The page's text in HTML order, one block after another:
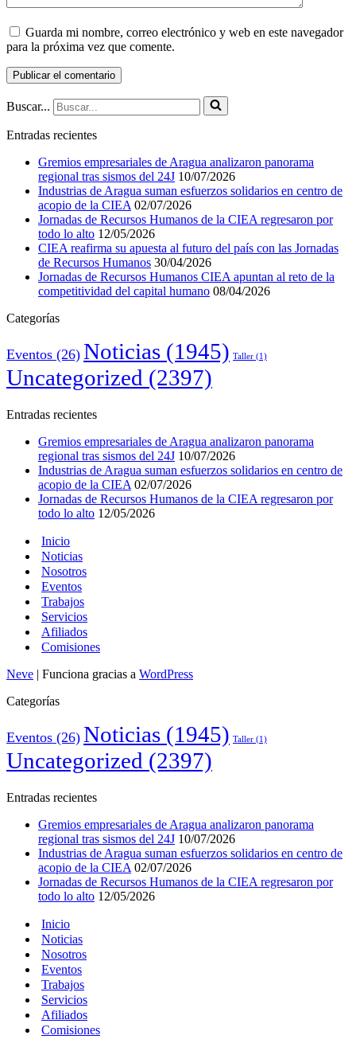
Guarda mi nombre, correo electrónico y web en este navegador
para la próxima vez que comente.
Buscar...
Entradas recientes
Gremios empresariales de Aragua analizaron panorama
regional tras sismos del 24J 10/07/2026
Industrias de Aragua suman esfuerzos solidarios en centro de
acopio de la CIEA 02/07/2026
Jornadas de Recursos Humanos de la CIEA regresaron por
todo lo alto 12/05/2026
CIEA reafirma su apuesta al futuro del país con las Jornadas
de Recursos Humanos 30/04/2026
Jornadas de Recursos Humanos CIEA apuntan al reto de la
competitividad del capital humano 08/04/2026
Categorías
Eventos (26) Noticias (1945) Taller (1)
Uncategorized (2397)
Entradas recientes
Gremios empresariales de Aragua analizaron panorama
regional tras sismos del 24J 10/07/2026
Industrias de Aragua suman esfuerzos solidarios en centro de
acopio de la CIEA 02/07/2026
Jornadas de Recursos Humanos de la CIEA regresaron por
todo lo alto 12/05/2026
Inicio
Noticias
Nosotros
Eventos
Trabajos
Servicios
Afiliados
Comisiones
Neve | Funciona gracias a WordPress
Categorías
Eventos (26) Noticias (1945) Taller (1)
Uncategorized (2397)
Entradas recientes
Gremios empresariales de Aragua analizaron panorama
regional tras sismos del 24J 10/07/2026
Industrias de Aragua suman esfuerzos solidarios en centro de
acopio de la CIEA 02/07/2026
Jornadas de Recursos Humanos de la CIEA regresaron por
todo lo alto 12/05/2026
Inicio
Noticias
Nosotros
Eventos
Trabajos
Servicios
Afiliados
Comisiones